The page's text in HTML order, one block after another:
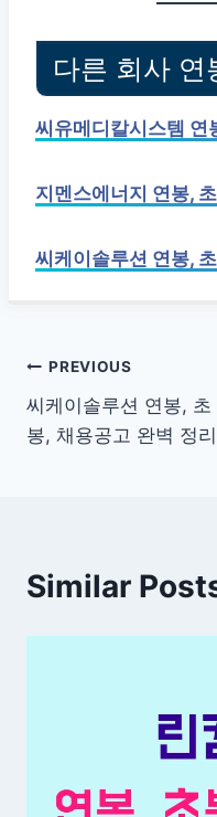
다른 회사 연
씨유메디칼시스템 연
지멘스에너지 연봉,
씨케이솔루션 연봉,
글
탐
PREVIOUS
씨케이솔루션 연봉, 초
봉, 채용공고 완벽 정리
Similar